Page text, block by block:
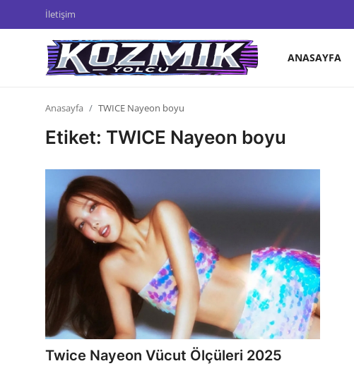
İletişim
ANASAYFA
Anime Önerileri
Kore Dünyası
Anime Karakterleri
Dizi & Film
Testler
Anasayfa TWICE Nayeon boyu
Etiket: TWICE Nayeon boyu
Twice Nayeon Vücut Ölçüleri 2025